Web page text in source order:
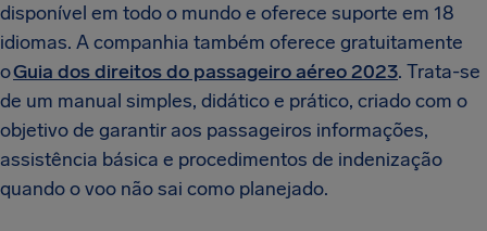
disponível em todo o mundo e oferece suporte em 18
idiomas. A companhia também oferece gratuitamente
oGuia dos direitos do passageiro aéreo 2023. Trata-se
de um manual simples, didático e prático, criado com o
objetivo de garantir aos passageiros informações,
assistência básica e procedimentos de indenização
quando o voo não sai como planejado.